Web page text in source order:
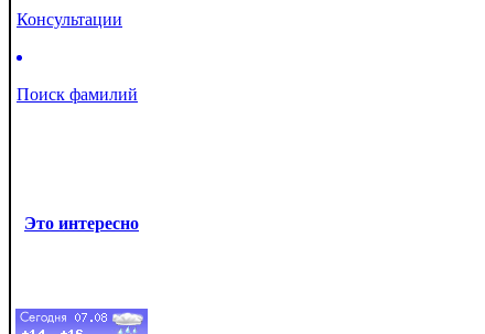
Консультации
Поиск фамилий
Это интересно